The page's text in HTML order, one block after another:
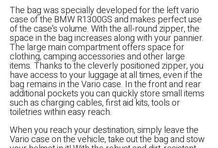
The bag was specially developed for the left vario
case of the BMW R1300GS and makes perfect use
of the case's volume. With the all-round zipper, the
space in the bag increases along with your pannier.
The large main compartment offers space for
clothing, camping accessories and other large
items. Thanks to the cleverly positioned zipper, you
have access to your luggage at all times, even if the
bag remains in the Vario case. In the front and rear
additional pockets you can quickly store small items
such as charging cables, first aid kits, tools or
toiletries within easy reach.
When you reach your destination, simply leave the
Vario case on the vehicle, take out the bag and stow